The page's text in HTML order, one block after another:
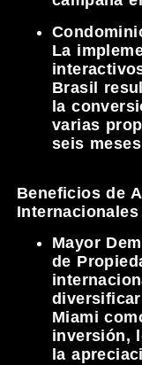
La
Brasil
la
varias
seis
Beneficios de
Mayor
de
Miami
inversión,
la